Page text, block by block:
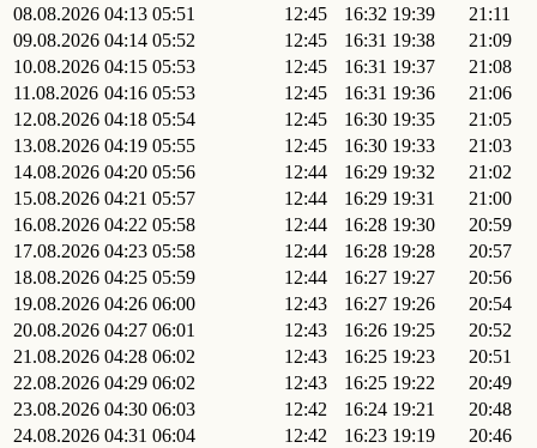
08.08.2026 04:13 05:51 12:45 16:32 19:39
21:11
09.08.2026 04:14 05:52 12:45 16:31 19:38
21:09
10.08.2026 04:15 05:53 12:45 16:31 19:37
21:08
11.08.2026 04:16 05:53 12:45 16:31 19:36
21:06
12.08.2026 04:18 05:54 12:45 16:30 19:35
21:05
13.08.2026 04:19 05:55 12:45 16:30 19:33
21:03
14.08.2026 04:20 05:56 12:44 16:29 19:32
21:02
15.08.2026 04:21 05:57 12:44 16:29 19:31
21:00
16.08.2026 04:22 05:58 12:44 16:28 19:30
20:59
17.08.2026 04:23 05:58 12:44 16:28 19:28
20:57
18.08.2026 04:25 05:59 12:44 16:27 19:27
20:56
19.08.2026 04:26 06:00 12:43 16:27 19:26
20:54
20.08.2026 04:27 06:01 12:43 16:26 19:25
20:52
21.08.2026 04:28 06:02 12:43 16:25 19:23
20:51
22.08.2026 04:29 06:02 12:43 16:25 19:22
20:49
23.08.2026 04:30 06:03 12:42 16:24 19:21
20:48
24.08.2026 04:31 06:04 12:42 16:23 19:19
20:46